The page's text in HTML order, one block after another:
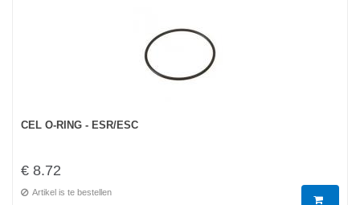
CEL O-RING - ESR/ESC
€ 8.72
Artikel is te bestellen